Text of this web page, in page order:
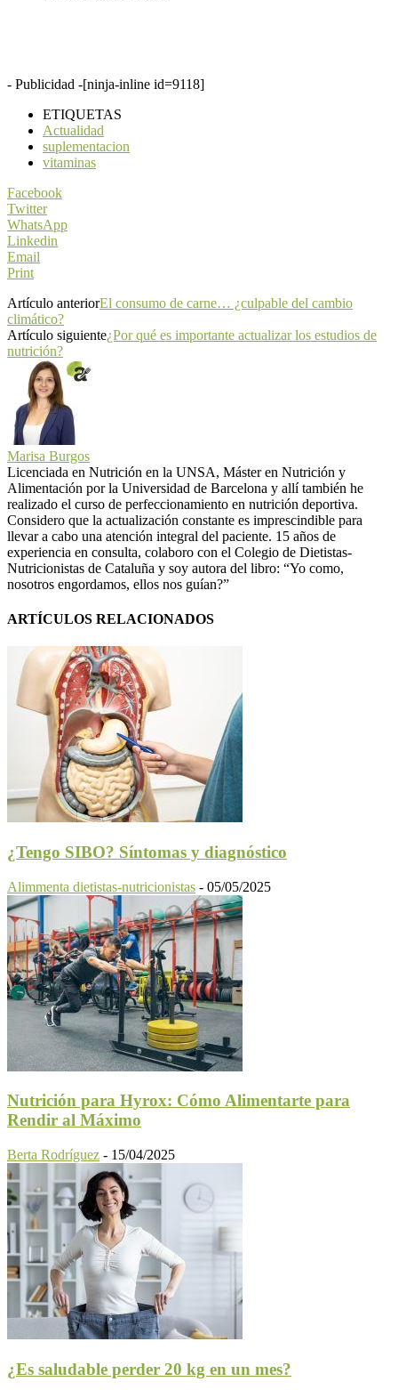
- Publicidad -[ninja-inline id=9118]
ETIQUETAS
Actualidad
suplementacion
vitaminas
Facebook
Twitter
WhatsApp
Linkedin
Email
Print
Artículo anteriorEl consumo de carne… ¿culpable del cambio
climático?
Artículo siguiente¿Por qué es importante actualizar los estudios de
nutrición?
Marisa Burgos
Licenciada en Nutrición en la UNSA, Máster en Nutrición y
Alimentación por la Universidad de Barcelona y allí también he
realizado el curso de perfeccionamiento en nutrición deportiva.
Considero que la actualización constante es imprescindible para
llevar a cabo una atención integral del paciente. 15 años de
experiencia en consulta, colaboro con el Colegio de Dietistas-
Nutricionistas de Cataluña y soy autora del libro: “Yo como,
nosotros engordamos, ellos nos guían?”
ARTÍCULOS RELACIONADOS
¿Tengo SIBO? Síntomas y diagnóstico
Alimmenta dietistas-nutricionistas - 05/05/2025
Nutrición para Hyrox: Cómo Alimentarte para
Rendir al Máximo
Berta Rodríguez - 15/04/2025
¿Es saludable perder 20 kg en un mes?